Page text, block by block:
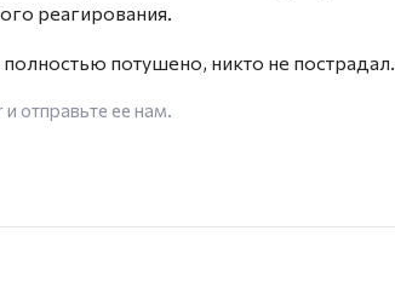
реагирования.
потушено, никто не пострадал.
и отправьте ее нам.